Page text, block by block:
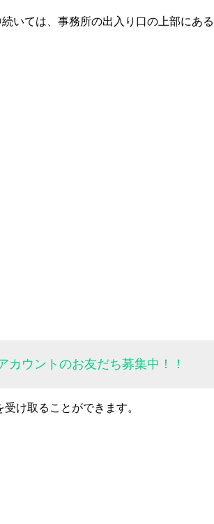
いては、事務所の出入り口の上部にあ
カウントのお友だち募集中！！
け取ることができます。